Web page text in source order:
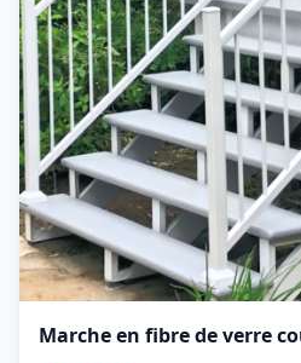
Marche en fibre de verre